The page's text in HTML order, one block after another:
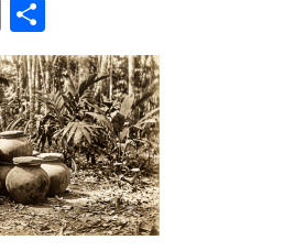
h
at
s
A
p
p
e
dI
n
di
t
a
d
s
C
o
p
y
Li
n
k
h
ar
e